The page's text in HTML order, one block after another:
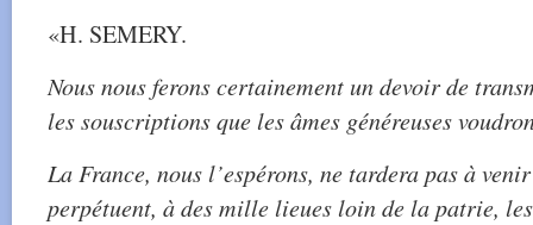
«H. SEMERY.
Nous nous ferons certainement un devoir de
les souscriptions que les âmes généreuses
La France, nous l’espérons, ne tardera pas à
perpétuent, à des mille lieues loin de la patrie,